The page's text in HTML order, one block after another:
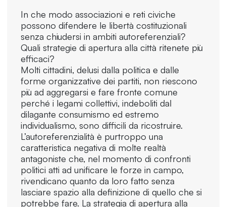
In che modo associazioni e reti civiche
possono difendere le libertà costituzionali
senza chiudersi in ambiti autoreferenziali?
Quali strategie di apertura alla città ritenete più
efficaci?
Molti cittadini, delusi dalla politica e dalle
forme organizzative dei partiti, non riescono
più ad aggregarsi e fare fronte comune
perché i legami collettivi, indeboliti dal
dilagante consumismo ed estremo
individualismo, sono difficili da ricostruire.
L’autoreferenzialità è purtroppo una
caratteristica negativa di molte realtà
antagoniste che, nel momento di confronti
politici atti ad unificare le forze in campo,
rivendicano quanto da loro fatto senza
lasciare spazio alla definizione di quello che si
potrebbe fare. La strategia di apertura alla